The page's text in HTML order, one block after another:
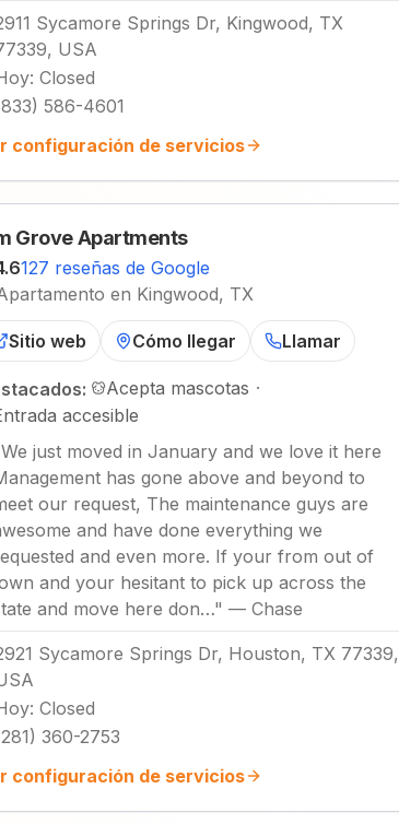
Sycamore Springs Dr, Kingwood, TX
USA
: Closed
586-4601
configuración de servicios
Grove Apartments
127 reseñas de Google
en Kingwood, TX
Sitio web Cómo llegar Llamar
Acepta mascotas ·
accesible
We just moved in January and we love it here
has gone above and beyond to
our request, The maintenance guys are
and have done everything we
and even more. If your from out of
and your hesitant to pick up across the
and move here don…" — Chase
Sycamore Springs Dr, Houston, TX 77339,
: Closed
360-2753
configuración de servicios